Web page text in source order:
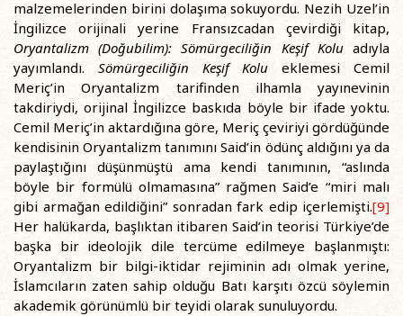
malzemelerinden birini dolaşıma sokuyordu. Nezih Uzel’in
İngilizce orijinali yerine Fransızcadan çevirdiği kitap,
Oryantalizm (Doğubilim): Sömürgeciliğin Keşif Koluadıyla
yayımlandı. Sömürgeciliğin Keşif Kolu eklemesi Cemil
Meriç’in Oryantalizm tarifinden ilhamla yayınevinin
takdiriydi, orijinal İngilizce baskıda böyle bir ifade yoktu.
Cemil Meriç’in aktardığına göre, Meriç çeviriyi gördüğünde
kendisinin Oryantalizm tanımını Said’in ödünç aldığını ya da
paylaştığını düşünmüştü ama kendi tanımının, “aslında
böyle bir formülü olmamasına” rağmen Said’e “miri malı
gibi armağan edildiğini” sonradan fark edip içerlemişti.[9]
Her halükarda, başlıktan itibaren Said’in teorisi Türkiye’de
başka bir ideolojik dile tercüme edilmeye başlanmıştı:
Oryantalizm bir bilgi-iktidar rejiminin adı olmak yerine,
İslamcıların zaten sahip olduğu Batı karşıtı özcü söylemin
akademik görünümlü bir teyidi olarak sunuluyordu.